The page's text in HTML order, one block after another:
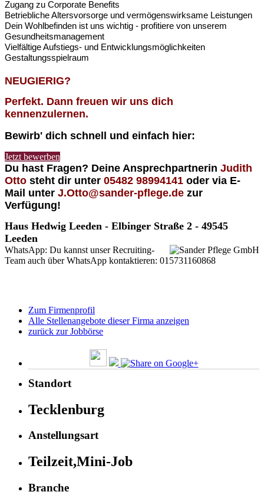
Zugang zu Corporate Benefits
Betriebliche Altersvorsorge und vermögenswirksame Leistungen
Dein Wohlbefinden ist uns wichtig - profitiere von unserem
Gesundheitsmanagement
Vielfältige Aufstiegs- und Entwicklungsmöglichkeiten
Gestaltungsspielraum
NEUGIERIG?
Perfekt. Dann freuen wir uns dich
kennenzulernen.
Bewirb' dich schnell und einfach hier:
Jetzt bewerben
Du hast Fragen? Deine Ansprechpartnerin Judith
Otto steht dir unter 05482 98994141 oder via E-
Mail unter J.Otto@sander-pflege.de zur
Verfügung!
Haus Hedwig Leeden - Elbinger Straße 2 - 49545
Leeden
WhatsApp: Du kannst unser Recruiting-
Team auch über WhatsApp kontaktieren: 015731160868
Zum Firmenprofil
Alle Stellenangebote dieser Firma anzeigen
zurück zur Jobbörse
Standort
Tecklenburg
Anstellungsart
Teilzeit,Mini-Job
Branche